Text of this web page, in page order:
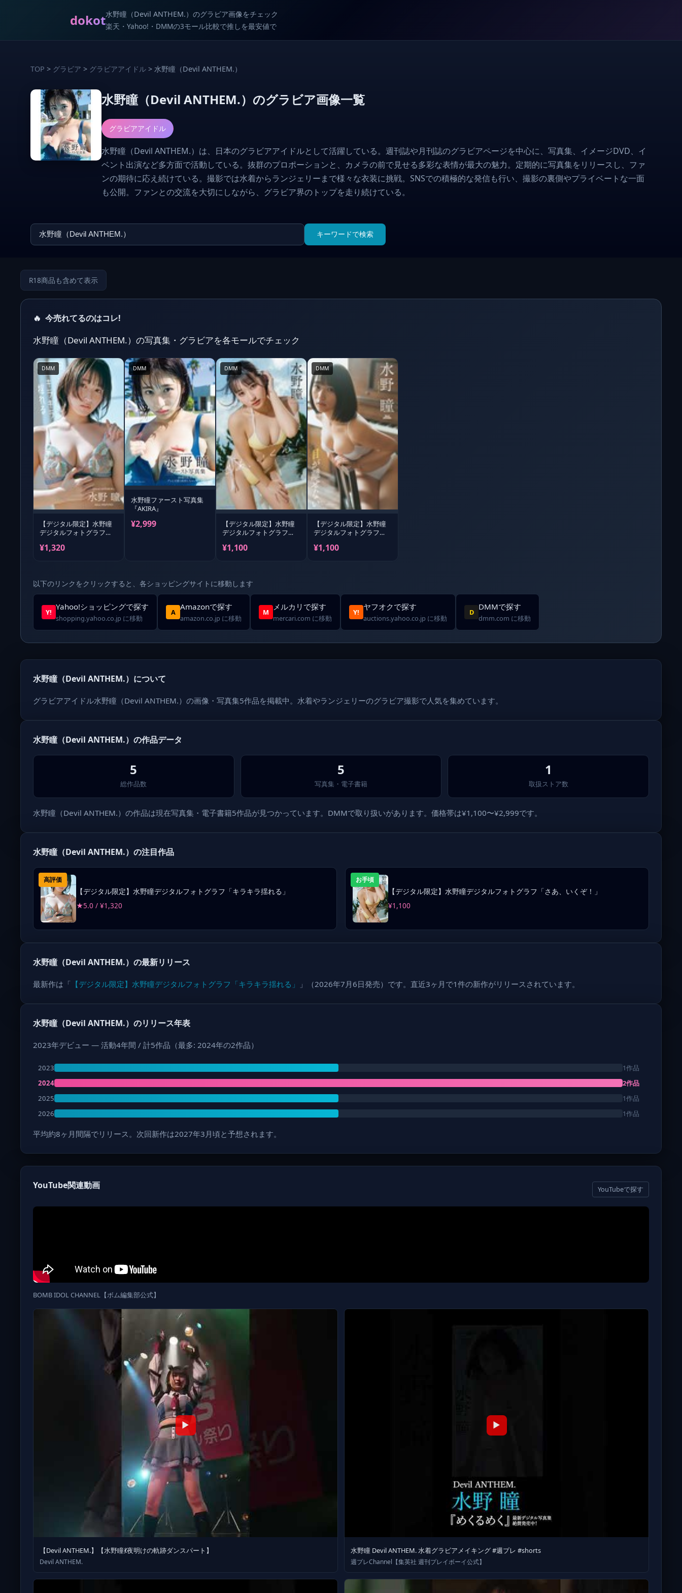
dokot水野瞳（Devil ANTHEM.）のグラビア画像をチェック
楽天・Yahoo!・DMMの3モール比較で推しを最安値で
TOP > グラビア > グラビアアイドル > 水野瞳（Devil ANTHEM.）
水野瞳（Devil ANTHEM.）のグラビア画像一覧
グラビアアイドル
水野瞳（Devil ANTHEM.）は、日本のグラビアアイドルとして活躍している。週刊誌や月刊誌のグラビアページを中心に、写真集、イメージDVD、イ
ベント出演など多方面で活動している。抜群のプロポーションと、カメラの前で見せる多彩な表情が最大の魅力。定期的に写真集をリリースし、ファ
ンの期待に応え続けている。撮影では水着からランジェリーまで様々な衣装に挑戦。SNSでの積極的な発信も行い、撮影の裏側やプライベートな一面
も公開。ファンとの交流を大切にしながら、グラビア界のトップを走り続けている。
キーワードで検索
R18商品も含めて表示
🔥 今売れてるのはコレ!
水野瞳（Devil ANTHEM.）の写真集・グラビアを各モールでチェック
DMM
【デジタル限定】水野瞳
デジタルフォトグラフ
¥1,320
DMM
水野瞳ファースト写真集
『AKIRA』
¥2,999
DMM
【デジタル限定】水野瞳
デジタルフォトグラフ
¥1,100
DMM
【デジタル限定】水野瞳
デジタルフォトグラフ
¥1,100
以下のリンクをクリックすると、各ショッピングサイトに移動します
Y!
Yahoo!ショッピングで探す
shopping.yahoo.co.jp に移動
A
Amazonで探す
amazon.co.jp に移動
M
メルカリで探す
mercari.com に移動
Y!
ヤフオクで探す
auctions.yahoo.co.jp に移動
D
DMMで探す
dmm.com に移動
水野瞳（Devil ANTHEM.）について
グラビアアイドル水野瞳（Devil ANTHEM.）の画像・写真集5作品を掲載中。水着やランジェリーのグラビア撮影で人気を集めています。
水野瞳（Devil ANTHEM.）の作品データ
5
総作品数
5
写真集・電子書籍
1
取扱ストア数
水野瞳（Devil ANTHEM.）の作品は現在写真集・電子書籍5作品が見つかっています。DMMで取り扱いがあります。価格帯は¥1,100〜¥2,999です。
水野瞳（Devil ANTHEM.）の注目作品
高評価
【デジタル限定】水野瞳デジタルフォトグラフ「キラキラ揺れる」
★5.0 / ¥1,320
お手頃
【デジタル限定】水野瞳デジタルフォトグラフ「さあ、いくぞ！」
¥1,100
水野瞳（Devil ANTHEM.）の最新リリース
最新作は「 【デジタル限定】水野瞳デジタルフォトグラフ「キラキラ揺れる」 」（2026年7月6日発売）です。直近3ヶ月で1件の新作がリリースされています。
水野瞳（Devil ANTHEM.）のリリース年表
2023年デビュー — 活動4年間 / 計5作品（最多: 2024年の2作品）
2023
1作品
2024
2作品
2025
1作品
2026
1作品
平均約8ヶ月間隔でリリース。次回新作は2027年3月頃と予想されます。
YouTube関連動画 YouTubeで探す
BOMB IDOL CHANNEL【ボム編集部公式】
▶
【Devil ANTHEM.】【水野瞳💃夜明けの軌跡ダンスパート】
Devil ANTHEM.
▶
水野瞳 Devil ANTHEM. 水着グラビアメイキング #週プレ #shorts
週プレChannel【集英社 週刊プレイボーイ公式】